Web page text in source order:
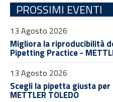
PROSSIMI EVENTI
13 Agosto 2026
Migliora la riproducibilità
Pipetting Practice -
13 Agosto 2026
Scegli la pipetta giusta
METTLER TOLEDO